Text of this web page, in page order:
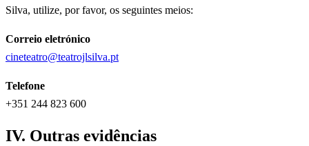
Silva, utilize, por favor, os seguintes meios:
Correio eletrónico
cineteatro@teatrojlsilva.pt
Telefone
+351 244 823 600
IV. Outras evidências